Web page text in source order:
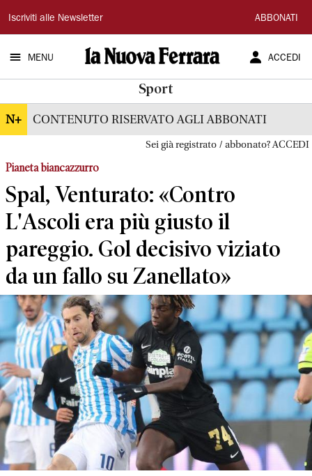
La
Nuova
Ferrara
Iscriviti alle Newsletter ABBONATI
MENU ACCEDI
Sport
N+ CONTENUTO RISERVATO AGLI ABBONATI
Sei già registrato / abbonato? ACCEDI
Pianeta biancazzurro
Spal, Venturato: «Contro
L'Ascoli era più giusto il
pareggio. Gol decisivo viziato
da un fallo su Zanellato»